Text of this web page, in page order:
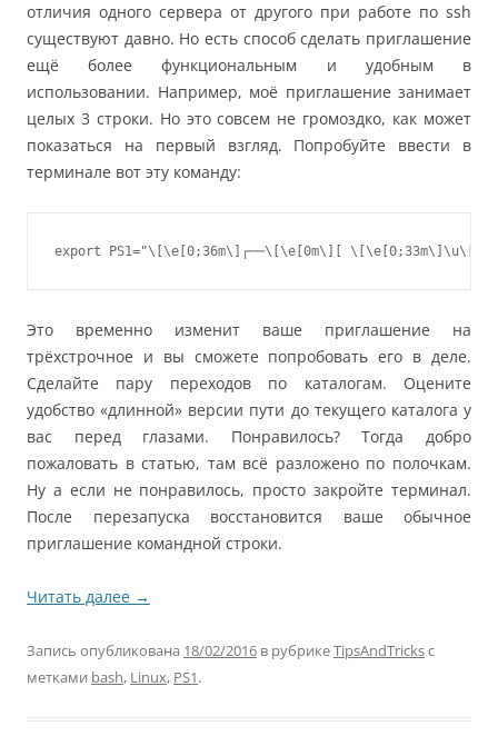
отличия одного сервера от другого при работе по ssh
существуют давно. Но есть способ сделать приглашение
ещё более функциональным и удобным в
использовании. Например, моё приглашение занимает
целых 3 строки. Но это совсем не громоздко, как может
показаться на первый взгляд. Попробуйте ввести в
терминале вот эту команду:
Это временно изменит ваше приглашение на
трёхстрочное и вы сможете попробовать его в деле.
Сделайте пару переходов по каталогам. Оцените
удобство «длинной» версии пути до текущего каталога у
вас перед глазами. Понравилось? Тогда добро
пожаловать в статью, там всё разложено по полочкам.
Ну а если не понравилось, просто закройте терминал.
После перезапуска восстановится ваше обычное
приглашение командной строки.
Читать далее →
Запись опубликована 18/02/2016 в рубрикеTipsAndTricksс
метками bash, Linux, PS1.